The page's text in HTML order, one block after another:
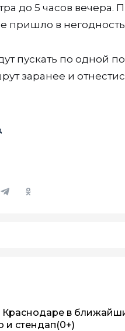
до 5 часов вечера.
пришло в
пускать по одной
заранее и
Краснодаре в
и стендап(0+)